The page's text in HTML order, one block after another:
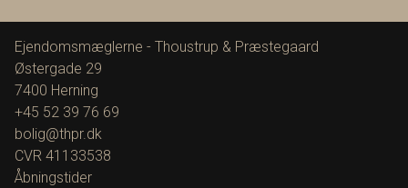
Ejendomsmæglerne - Thoustrup & Præstegaard
Østergade 29
7400 Herning
+45 52 39 76 69
bolig@thpr.dk
CVR 41133538
Åbningstider